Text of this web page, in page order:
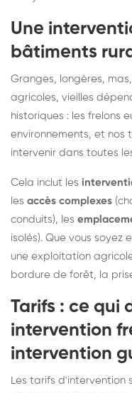
Une
bâtiments
Granges, longères,
agricoles, vieilles
historiques : les frelons
environnements, et nos
intervenir dans toutes
Cela inclut les
les accès complexes
conduits), les
isolés). Que vous soyez
une exploitation
bordure de forêt, la
Tarifs : ce qui
intervention
intervention
Les tarifs d'intervention